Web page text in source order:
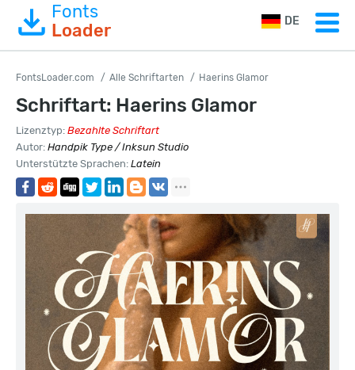
Fonts
Loader
DE
FontsLoader.com Alle Schriftarten Haerins Glamor
Schriftart: Haerins Glamor
Lizenztyp: Bezahlte Schriftart
Autor: Handpik Type / Inksun Studio
Unterstützte Sprachen: Latein